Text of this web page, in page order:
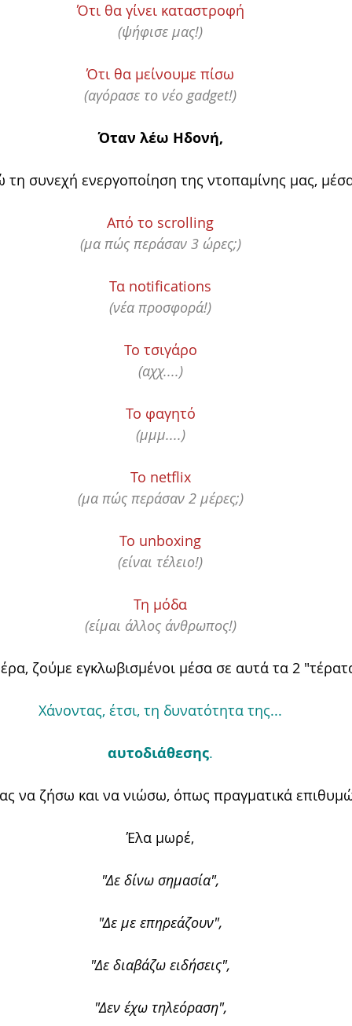
Ότι θα γίνει καταστροφή
(ψήφισε μας!)
Ότι θα μείνουμε πίσω
(αγόρασε το νέο gadget!)
Όταν λέω Ηδονή,
τη συνεχή ενεργοποίηση της ντοπαμίνης μας,
Από το scrolling
(μα πώς περάσαν 3 ώρες;)
Τα notifications
(νέα προσφορά!)
Το τσιγάρο
(αχχ....)
Το φαγητό
(μμμ....)
Το netflix
(μα πώς περάσαν 2 μέρες;)
Το unboxing
(είναι τέλειο!)
Τη μόδα
(είμαι άλλος άνθρωπος!)
ζούμε εγκλωβισμένοι μέσα σε αυτά τα 2
Χάνοντας, έτσι, τη δυνατότητα της...
αυτοδιάθεσης.
να ζήσω και να νιώσω, όπως πραγματικά
Έλα μωρέ,
"Δε δίνω σημασία",
"Δε με επηρεάζουν",
"Δε διαβάζω ειδήσεις",
"Δεν έχω τηλεόραση",